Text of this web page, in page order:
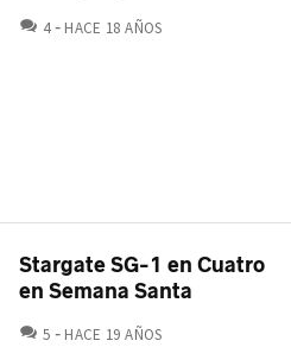
4 COMENTARIOS
HACE 18 AÑOS
Stargate SG-1 en Cuatro
en Semana Santa
5 COMENTARIOS
HACE 19 AÑOS